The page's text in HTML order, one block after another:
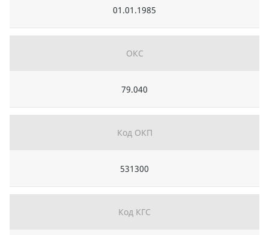
01.01.1985
ОКС
79.040
Код ОКП
531300
Код КГС